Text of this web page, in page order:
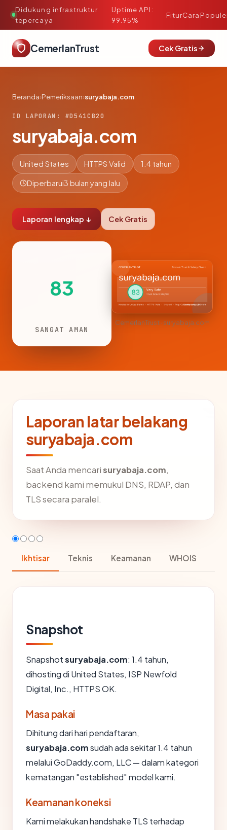
Didukung infrastruktur
tepercaya
·
Uptime API:
99.95%
FiturCara
CemerlanTrust Cek Gratis
Beranda›Pemeriksaan›suryabaja.com
ID LAPORAN: #D541CB20
suryabaja.com
United States HTTPS Valid 1.4 tahun
Diperbarui3 bulan yang lalu
Laporan lengkap ↓ Cek Gratis
83
SANGAT AMAN
CemerlanTrust · suryabaja.com
Laporan latar belakang
suryabaja.com
Saat Anda mencarisuryabaja.com,
backend kami memukul DNS, RDAP, dan
TLS secara paralel.
Ikhtisar Teknis Keamanan WHOIS
Snapshot
Snapshotsuryabaja.com: 1.4 tahun,
dihosting di United States, ISP Newfold
Digital, Inc., HTTPS OK.
Masa pakai
Dihitung dari hari pendaftaran,
suryabaja.comsudah ada sekitar 1.4 tahun
melalui GoDaddy.com, LLC — dalam kategori
kematangan "established" model kami.
Keamanan koneksi
Kami melakukan handshake TLS terhadap